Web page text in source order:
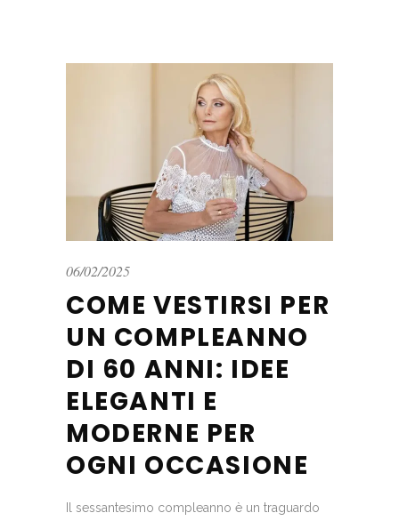
06/02/2025
COME VESTIRSI PER
UN COMPLEANNO
DI 60 ANNI: IDEE
ELEGANTI E
MODERNE PER
OGNI OCCASIONE
Il sessantesimo compleanno è un traguardo